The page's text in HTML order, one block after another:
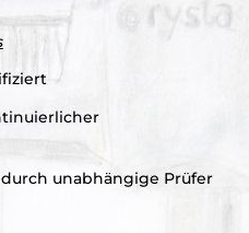
unabhängige Prüfer